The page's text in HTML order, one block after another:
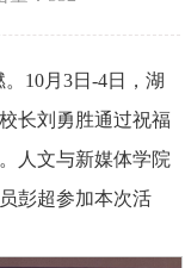
10月3日-4日，湖
长刘勇胜通过祝福
人文与新媒体学院
彭超参加本次活